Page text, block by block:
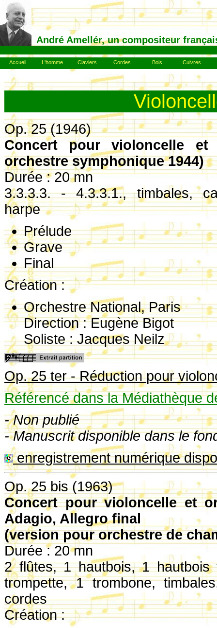
André Amellér, un compositeur
Accueil L'homme Claviers Cordes Bois Cuivres
Op. 25 (1946)
Concert pour violoncelle et
orchestre symphonique 1944)
Durée : 20 mn
3.3.3.3. - 4.3.3.1., timbales,
harpe
Prélude
Grave
Final
Création :
Orchestre National, Paris
Direction : Eugène Bigot
Soliste : Jacques Neilz
Op. 25 ter - Réduction pour
Référencé dans la Médiathèque
- Non publié
- Manuscrit disponible dans le
enregistrement numérique
Op. 25 bis (1963)
Concert pour violoncelle et
Adagio, Allegro final
(version pour orchestre de
Durée : 20 mn
2 flûtes, 1 hautbois, 1
trompette, 1 trombone,
cordes
Création :